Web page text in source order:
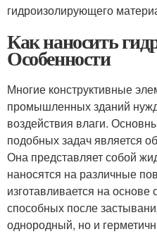
гидроизолирующего
Как наносить
Особенности
Многие конструктивные
промышленных зданий
воздействия влаги.
подобных задач является
Она представляет собой
наносятся на различные
изготавливается на
способных после
однородный, но и